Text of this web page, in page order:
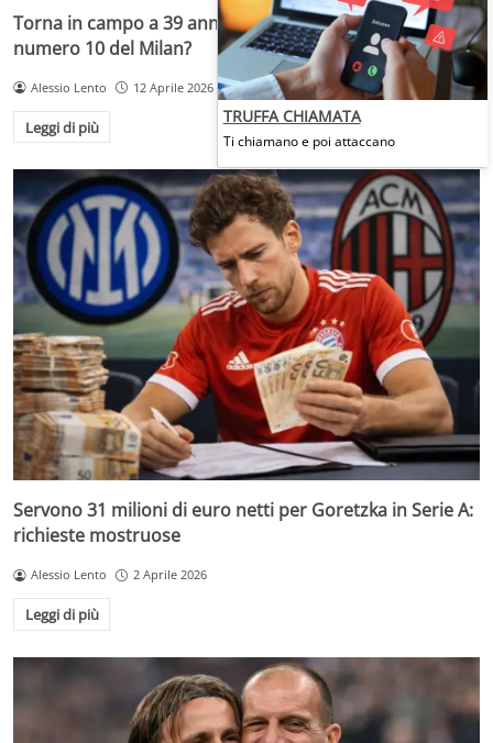
Torna in campo a 39 anni, chi si ricorda di questo
numero 10 del Milan?
Alessio Lento 12 Aprile 2026
Leggi di più
Servono 31 milioni di euro netti per Goretzka in Serie A:
richieste mostruose
Alessio Lento 2 Aprile 2026
Leggi di più
TRUFFA CHIAMATA
Ti chiamano e poi attaccano